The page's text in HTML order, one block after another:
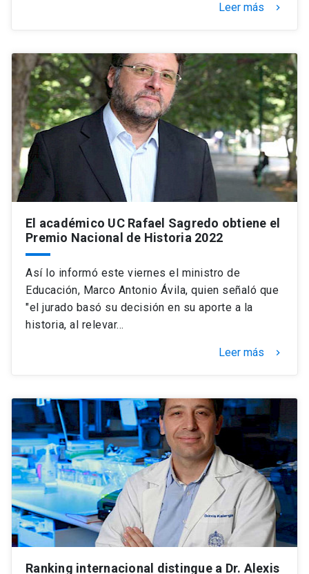
Leer más keyboard_arrow_right
El académico UC Rafael Sagredo obtiene el
Premio Nacional de Historia 2022
Así lo informó este viernes el ministro de
Educación, Marco Antonio Ávila, quien señaló que
"el jurado basó su decisión en su aporte a la
historia, al relevar…
Leer más keyboard_arrow_right
Ranking internacional distingue a Dr. Alexis